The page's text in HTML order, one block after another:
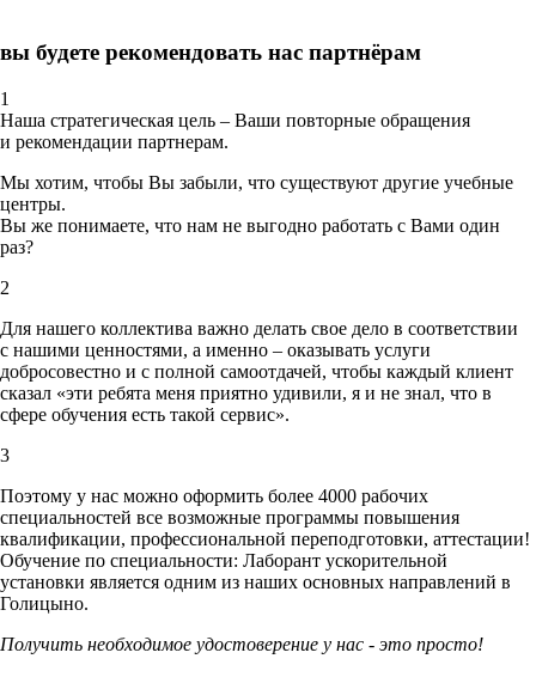
вы будете рекомендовать нас партнёрам
1
Наша стратегическая цель – Ваши повторные обращения
и рекомендации партнерам.
Мы хотим, чтобы Вы забыли, что существуют другие учебные
центры.
Вы же понимаете, что нам не выгодно работать с Вами один
раз?
2
Для нашего коллектива важно делать свое дело в соответствии
с нашими ценностями, а именно – оказывать услуги
добросовестно и с полной самоотдачей, чтобы каждый клиент
сказал «эти ребята меня приятно удивили, я и не знал, что в
сфере обучения есть такой сервис».
3
Поэтому у нас можно оформить более 4000 рабочих
специальностей все возможные программы повышения
квалификации, профессиональной переподготовки, аттестации!
Обучение по специальности: Лаборант ускорительной
установки является одним из наших основных направлений в
Голицыно.
Получить необходимое удостоверение у нас - это просто!